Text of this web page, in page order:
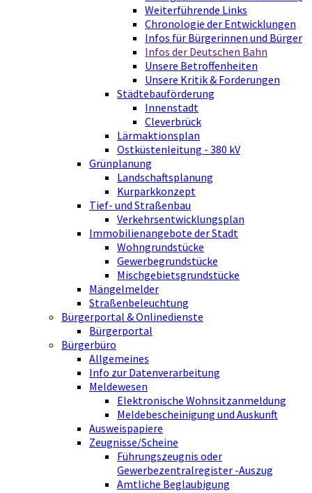
Weiterführende Links
Chronologie der Entwicklungen
Infos für Bürgerinnen und Bürger
Infos der Deutschen Bahn
Unsere Betroffenheiten
Unsere Kritik & Forderungen
Städtebauförderung
Innenstadt
Cleverbrück
Lärmaktionsplan
Ostküstenleitung - 380 kV
Grünplanung
Landschaftsplanung
Kurparkkonzept
Tief- und Straßenbau
Verkehrsentwicklungsplan
Immobilienangebote der Stadt
Wohngrundstücke
Gewerbegrundstücke
Mischgebietsgrundstücke
Mängelmelder
Straßenbeleuchtung
Bürgerportal & Onlinedienste
Bürgerportal
Bürgerbüro
Allgemeines
Info zur Datenverarbeitung
Meldewesen
Elektronische Wohnsitzanmeldung
Meldebescheinigung und Auskunft
Ausweispapiere
Zeugnisse/Scheine
Führungszeugnis oder
Gewerbezentralregister -Auszug
Amtliche Beglaubigung